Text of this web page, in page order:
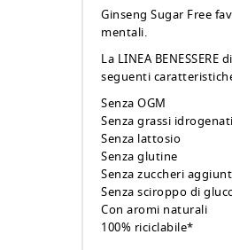
Ginseng Sugar Free
mentali.
La LINEA
seguenti
Senza OGM
Senza grassi idrogenati
Senza lattosio
Senza glutine
Senza zuccheri
Senza sciroppo di
Con aromi naturali
100% riciclabile*